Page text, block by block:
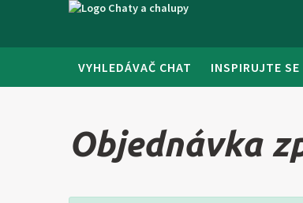
VYHLEDÁVAČ CHAT INSPIRUJTE SE
Objednávka